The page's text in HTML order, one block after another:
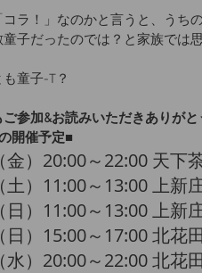
コラ！」なのかと言うと、うち
童子だったのでは？と家族では思
童子-T？
参加&お読みいただきありがと
開催予定■
金）20:00～22:00 天下
土）11:00～13:00 上新
日）11:00～13:00 上新
日）15:00～17:00 北花田
水）20:00～22:00 北花田